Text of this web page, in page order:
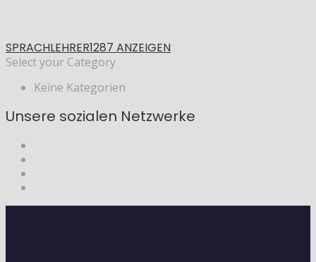
SPRACHLEHRER1287 ANZEIGEN
Select your Category
Keine Kategorien
Unsere sozialen Netzwerke